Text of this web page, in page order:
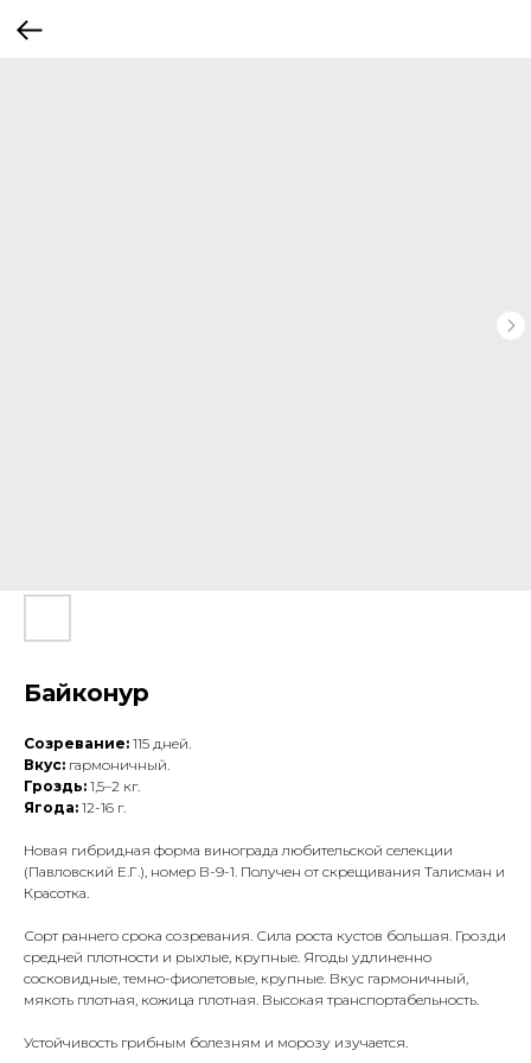
Байконур
Созревание: 115 дней.
Вкус: гармоничный.
Гроздь: 1,5–2 кг.
Ягода: 12-16 г.
Новая гибридная форма винограда любительской селекции
(Павловский Е.Г.), номер В-9-1. Получен от скрещивания Талисман и
Красотка.
Сорт раннего срока созревания. Сила роста кустов большая. Грозди
средней плотности и рыхлые, крупные. Ягоды удлиненно
сосковидные, темно-фиолетовые, крупные. Вкус гармоничный,
мякоть плотная, кожица плотная. Высокая транспортабельность.
Устойчивость грибным болезням и морозу изучается.